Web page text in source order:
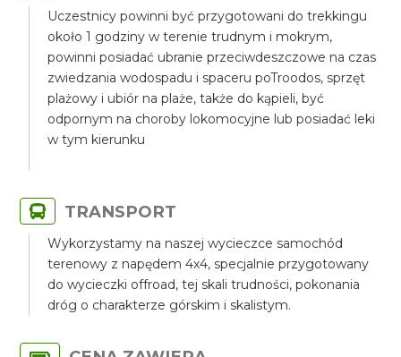
Uczestnicy powinni być przygotowani do trekkingu
około 1 godziny w terenie trudnym i mokrym,
powinni posiadać ubranie przeciwdeszczowe na czas
zwiedzania wodospadu i spaceru poTroodos, sprzęt
plażowy i ubiór na plaże, także do kąpieli, być
odpornym na choroby lokomocyjne lub posiadać leki
w tym kierunku
TRANSPORT
Wykorzystamy na naszej wycieczce samochód
terenowy z napędem 4x4, specjalnie przygotowany
do wycieczki offroad, tej skali trudności, pokonania
dróg o charakterze górskim i skalistym.